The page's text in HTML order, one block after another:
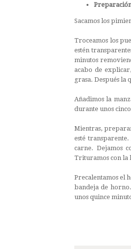
Sacamos los
Troceamos los
estén
minutos
acabo de
grasa. Después la
Añadimos la
durante unos
Mientras,
esté
carne. Dejamos
Trituramos con la
Precalentamos el
bandeja de
unos quince